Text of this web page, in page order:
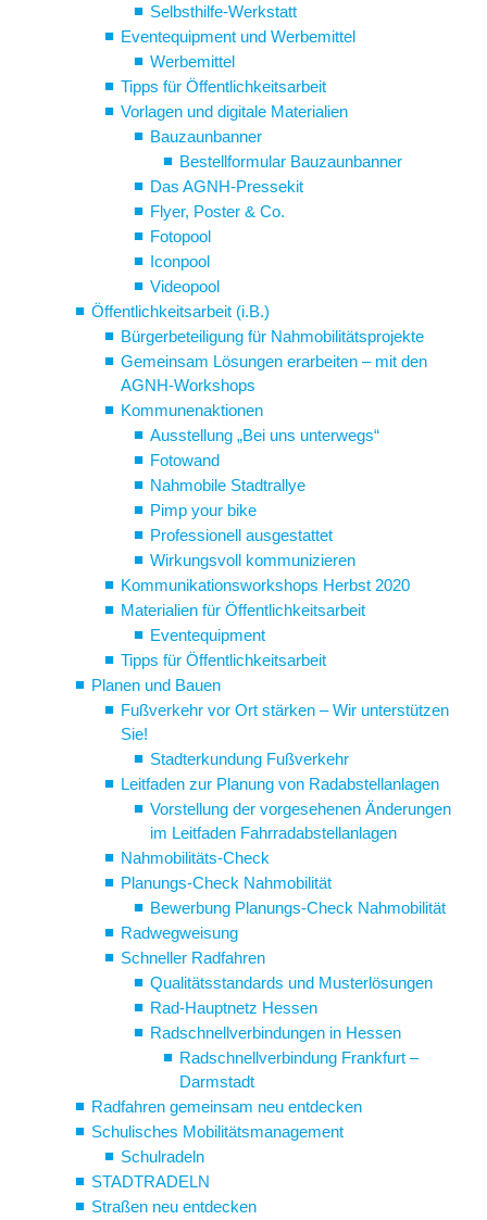
Selbsthilfe-Werkstatt
Eventequipment und Werbemittel
Werbemittel
Tipps für Öffentlichkeitsarbeit
Vorlagen und digitale Materialien
Bauzaunbanner
Bestellformular Bauzaunbanner
Das AGNH-Pressekit
Flyer, Poster & Co.
Fotopool
Iconpool
Videopool
Öffentlichkeitsarbeit (i.B.)
Bürgerbeteiligung für Nahmobilitätsprojekte
Gemeinsam Lösungen erarbeiten – mit den
AGNH-Workshops
Kommunenaktionen
Ausstellung „Bei uns unterwegs“
Fotowand
Nahmobile Stadtrallye
Pimp your bike
Professionell ausgestattet
Wirkungsvoll kommunizieren
Kommunikationsworkshops Herbst 2020
Materialien für Öffentlichkeitsarbeit
Eventequipment
Tipps für Öffentlichkeitsarbeit
Planen und Bauen
Fußverkehr vor Ort stärken – Wir unterstützen
Sie!
Stadterkundung Fußverkehr
Leitfaden zur Planung von Radabstellanlagen
Vorstellung der vorgesehenen Änderungen
im Leitfaden Fahrradabstellanlagen
Nahmobilitäts-Check
Planungs-Check Nahmobilität
Bewerbung Planungs-Check Nahmobilität
Radwegweisung
Schneller Radfahren
Qualitätsstandards und Musterlösungen
Rad-Hauptnetz Hessen
Radschnellverbindungen in Hessen
Radschnellverbindung Frankfurt –
Darmstadt
Radfahren gemeinsam neu entdecken
Schulisches Mobilitätsmanagement
Schulradeln
STADTRADELN
Straßen neu entdecken